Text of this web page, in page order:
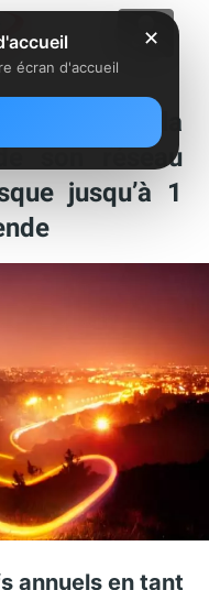
sur la
son réseau
jusqu’à 1
annuels en tant
✕
écran d'accueil